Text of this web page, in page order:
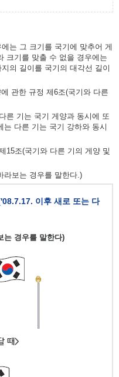
는 그 크기를 국기에 맞추어 게
크기를 맞출 수 없을 경우에는
의 길이를 국기의 대각선 길이
관한 규정 제6조(국기와 다른
른 기는 국기 게양과 동시에 또
는 다른 기는 국기 강하와 동시
15조(국기와 다른 기의 게양 및
라보는 경우를 말한다.)
이후 새로 또는 다
는 경우를 말한다)